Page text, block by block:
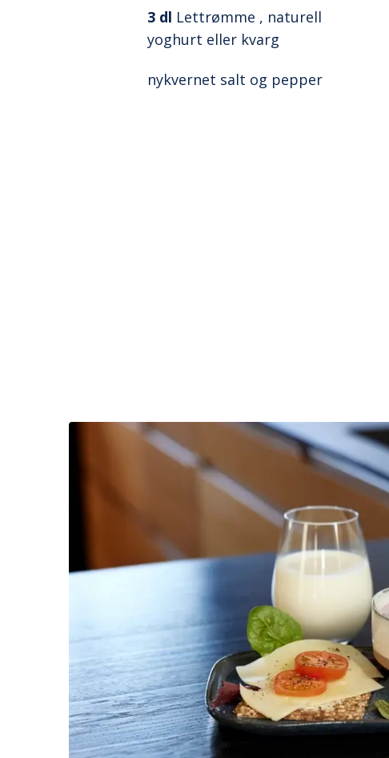
3 dl Lettrømme , naturell
yoghurt eller kvarg
nykvernet salt og pepper